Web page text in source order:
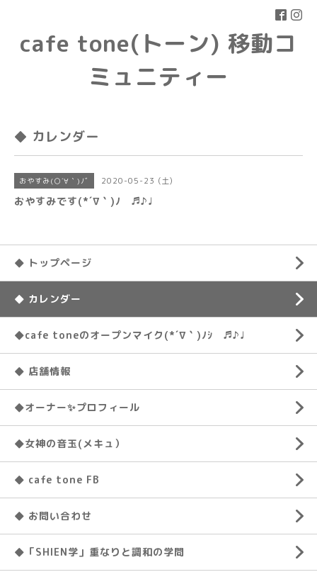
cafe tone(トーン) 移動コ
ミュニティー
◆ カレンダー
おやすみ(○´∀｀)ﾉﾞ 2020-05-23 (土)
おやすみです(*´∇｀)ﾉ ♬♪♩
◆ トップページ
◆ カレンダー
◆cafe toneのオープンマイク(*´∇｀)ﾉｼ ♬♪♩
◆ 店舗情報
◆オーナー✨プロフィール
◆女神の音玉(メキュ）
◆ cafe tone FB
◆ お問い合わせ
◆「SHIEN学」重なりと調和の学問